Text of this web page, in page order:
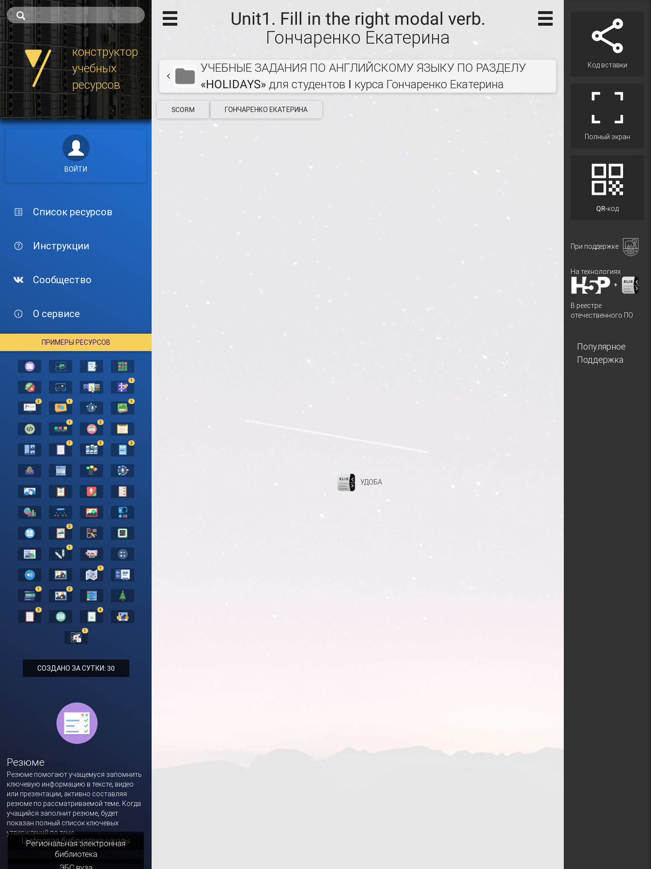
конструктор
учебных
ресурсов
ВОЙТИ
Список ресурсов
Инструкции
Сообщество
О сервисе
ПРИМЕРЫ РЕСУРСОВ
1
2 1 1
1 2
1 2 2
2
1
1
1 2
3 6
1
СОЗДАНО ЗА СУТКИ: 30
Резюме
Резюме помогают учащемуся запомнить
ключевую информацию в тексте, видео
или презентации, активно составляя
резюме по рассматриваемой теме. Когда
учащийся заполнит резюме, будет
показан полный список ключевых
утверждений по теме.
Unit1. Fill in the right modal verb.
Гончаренко Екатерина
УЧЕБНЫЕ ЗАДАНИЯ ПО АНГЛИЙСКОМУ ЯЗЫКУ ПО РАЗДЕЛУ
«HOLIDAYS» для студентов I курса Гончаренко Екатерина
SCORM ГОНЧАРЕНКО ЕКАТЕРИНА
УДОБА
Код вставки
Полный экран
QR-код
При поддержке
На технологиях
+
В реестре
отечественного ПО
Популярное
Поддержка